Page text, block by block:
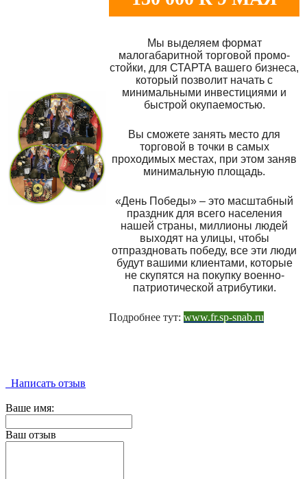
Мы выделяем формат
малогабаритной торговой промо-
стойки, для СТАРТА вашего бизнеса,
который позволит начать с
минимальными инвестициями и
быстрой окупаемостью.
Вы сможете занять место для
торговой в точки в самых
проходимых местах, при этом заняв
минимальную площадь.
«День Победы» – это масштабный
праздник для всего населения
нашей страны, миллионы людей
выходят на улицы, чтобы
отпраздновать победу, все эти люди
будут вашими клиентами, которые
не скупятся на покупку военно-
патриотической атрибутики.
Подробнее тут: www.fr.sp-snab.ru
Написать отзыв
Ваше имя:
Ваш отзыв